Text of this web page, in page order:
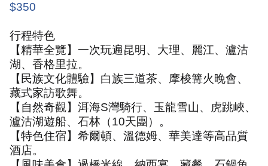
$350
行程特色
【精華全覽】一次玩遍昆明、大理、麗江、瀘沽
湖、香格里拉。
【民族文化體驗】白族三道茶、摩梭篝火晚會、
藏式家訪歌舞。
【自然奇觀】洱海S灣騎行、玉龍雪山、虎跳峽、
瀘沽湖遊船、石林（10天團）。
【特色住宿】希爾頓、溫德姆、華美達等高品質
酒店。